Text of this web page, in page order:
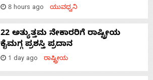
8 hours ago ಯುವಧ್ವನಿ
22 ಅತ್ಯುತ್ತಮ ನೇಕಾರರಿಗೆ ರಾಷ್ಟ್ರೀಯ
ಕೈಮಗ್ಗ ಪ್ರಶಸ್ತಿ ಪ್ರದಾನ
1 day ago ರಾಷ್ಟ್ರೀಯ